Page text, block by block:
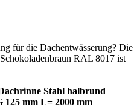
für die Dachentwässerung? Die
RAL 8017 ist
Stahl halbrund
125 mm L= 2000 mm